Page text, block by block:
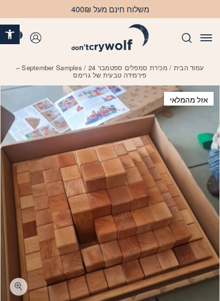
משלוח חינם מעל 400₪
עמוד הבית / מכירת סמפלים ספטמבר 24 / September Samples –
פירמידה טבעית של גרימס
אזל מהמלאי